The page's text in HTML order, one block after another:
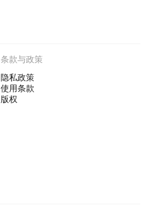
条款与政策
隐私政策
使用条款
版权